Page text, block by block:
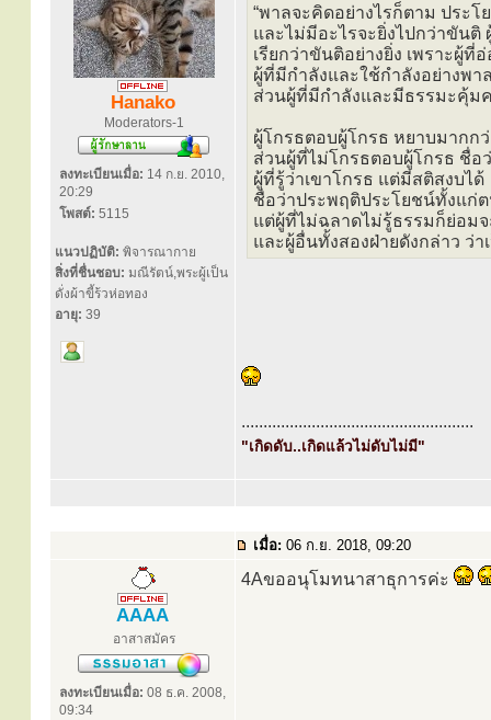
Hanako
Moderators-1
ลงทะเบียนเมื่อ: 14 ก.ย. 2010,
20:29
โพสต์: 5115
แนวปฏิบัติ: พิจารณากาย
สิ่งที่ชื่นชอบ: มณีรัตน์,พระผู้เป็น
ดั่งผ้าขี้ร้วห่อทอง
อายุ: 39
“พาลจะคิดอย่างไรก็ตาม ประ
และไม่มีอะไรจะยิ่งไปกว่าขัน
เรียกว่าขันติอย่างยิ่ง เพราะผู้ที่
ผู้ที่มีกำลังและใช้กำลังอย่างพา
ส่วนผู้ที่มีกำลังและมีธรรมะคุ้ม
ผู้โกรธตอบผู้โกรธ หยาบมากก
ส่วนผู้ที่ไม่โกรธตอบผู้โกรธ ชื่
ผู้ที่รู้ว่าเขาโกรธ แต่มีสติสงบได้
ชื่อว่าประพฤติประโยชน์ทั้งแก่
แต่ผู้ที่ไม่ฉลาดไม่รู้ธรรมก็ย่อม
และผู้อื่นทั้งสองฝ่ายดังกล่าว ว่า
.....................................................
"เกิดดับ..เกิดแล้วไม่ดับไม่มี"
เมื่อ: 06 ก.ย. 2018, 09:20
AAAA
อาสาสมัคร
ลงทะเบียนเมื่อ: 08 ธ.ค. 2008,
09:34
4Aขออนุโมทนาสาธุการค่ะ